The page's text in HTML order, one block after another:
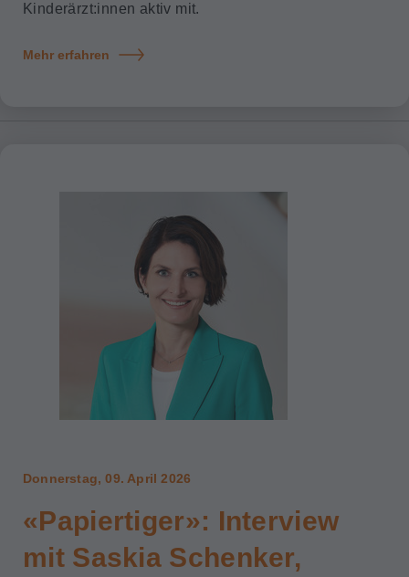
Kinderärzt:innen aktiv mit.
Mehr erfahren
Donnerstag, 09. April 2026
«Papiertiger»: Interview
mit Saskia Schenker,